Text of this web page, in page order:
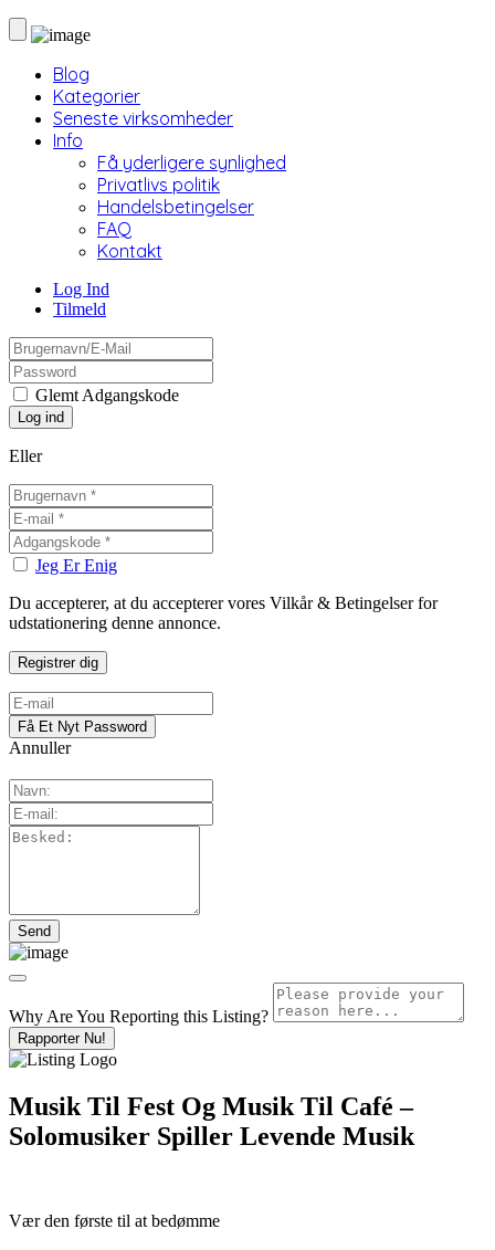
Blog
Kategorier
Seneste virksomheder
Info
Få yderligere synlighed
Privatlivs politik
Handelsbetingelser
FAQ
Kontakt
Log Ind
Tilmeld
Glemt Adgangskode
Eller
Jeg Er Enig
Du accepterer, at du accepterer vores Vilkår & Betingelser for
udstationering denne annonce.
Annuller
Why Are You Reporting this Listing?
Rapporter Nu!
Musik Til Fest Og Musik Til Café –
Solomusiker Spiller Levende Musik
Vær den første til at bedømme